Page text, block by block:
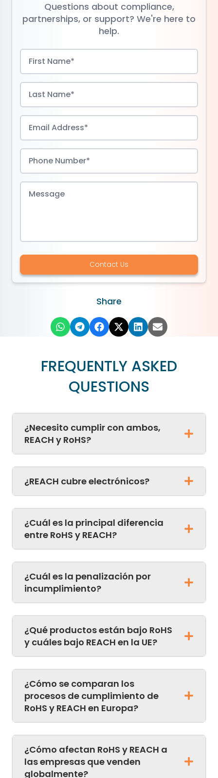
Questions about compliance,
partnerships, or support? We're here to
help.
Contact Us
Share
FREQUENTLY ASKED
QUESTIONS
¿Necesito cumplir con ambos,
REACH y RoHS?
¿REACH cubre electrónicos?
¿Cuál es la principal diferencia
entre RoHS y REACH?
¿Cuál es la penalización por
incumplimiento?
¿Qué productos están bajo RoHS
y cuáles bajo REACH en la UE?
¿Cómo se comparan los
procesos de cumplimiento de
RoHS y REACH en Europa?
¿Cómo afectan RoHS y REACH a
las empresas que venden
globalmente?